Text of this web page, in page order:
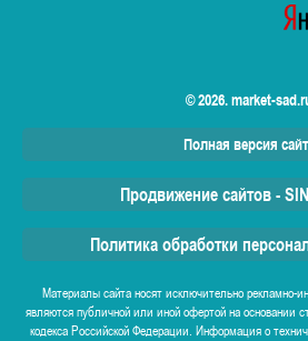
© 2026. market-
Полная версия
Продвижение сайтов -
Политика обработки
Материалы сайта носят исключительно рекламно-
являются публичной или иной офертой на основании
кодекса Российской Федерации. Информация о